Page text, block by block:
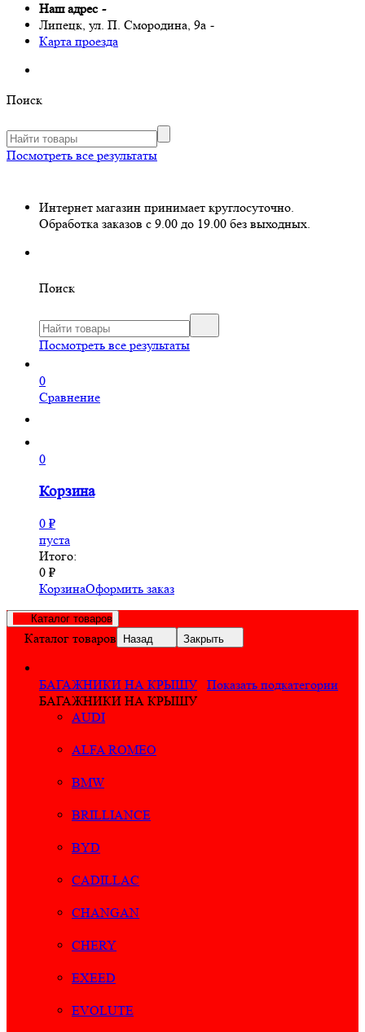
Наш адрес -
Липецк, ул. П. Смородина, 9а -
Карта проезда
Поиск
Посмотреть все результаты
Интернет магазин принимает круглосуточно.
Обработка заказов с 9.00 до 19.00 без выходных.
Поиск
Посмотреть все результаты
0
Сравнение
0
Корзина
0 ₽
пуста
Итого:
0 ₽
КорзинаОформить заказ
Каталог товаров
Каталог товаров Назад Закрыть
БАГАЖНИКИ НА КРЫШУ
Показать подкатегории
БАГАЖНИКИ НА КРЫШУ
AUDI
ALFA ROMEO
BMW
BRILLIANCE
BYD
CADILLAC
CHANGAN
CHERY
EXEED
EVOLUTE